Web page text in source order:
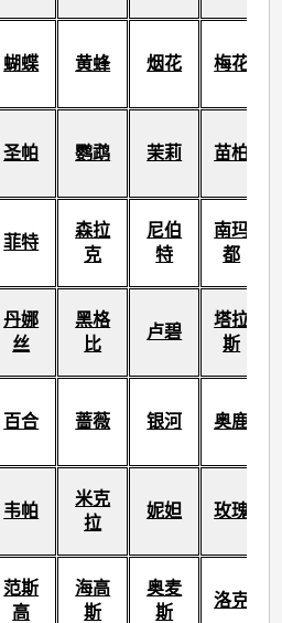
蝴蝶 黄蜂 烟花 梅花
圣帕 鹦鹉 茉莉 苗柏
菲特
森拉
克
尼伯
特
南玛
都
丹娜
丝
黑格
比
卢碧
塔拉
斯
百合 蔷薇 银河 奥鹿
韦帕
米克
拉
妮妲 玫瑰
范斯
高
海高
斯
奥麦
斯
洛克